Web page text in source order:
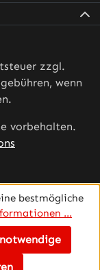
zzgl.
wenn
vorbehalten.
bestmögliche
...